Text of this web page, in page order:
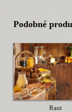
Podobné
Raut